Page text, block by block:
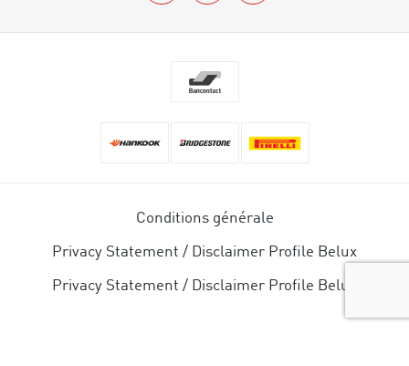
Conditions générale
Privacy Statement / Disclaimer Profile Belux
Privacy Statement / Disclaimer Profile Belux